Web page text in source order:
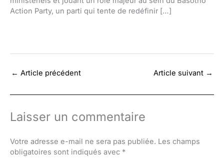
Action Party, un parti qui tente de redéfinir […]
← Article précédent Article suivant →
Laisser un commentaire
Votre adresse e-mail ne sera pas publiée. Les champs
obligatoires sont indiqués avec *